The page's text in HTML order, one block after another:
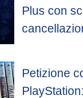
Plus con
Petizione